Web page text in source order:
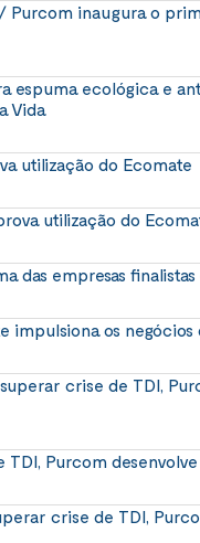
Purcom inaugura o
espuma ecológica e
Vida
utilização do Ecomate
utilização do
das empresas
impulsiona os negócios
crise de TDI,
Purcom
crise de TDI,